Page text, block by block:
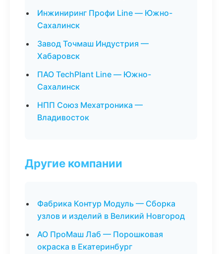
Инжиниринг Профи Line — Южно-
Сахалинск
Завод Точмаш Индустрия —
Хабаровск
ПАО TechPlant Line — Южно-
Сахалинск
НПП Союз Мехатроника —
Владивосток
Другие компании
Фабрика Контур Модуль — Сборка
узлов и изделий в Великий Новгород
АО ПроМаш Лаб — Порошковая
окраска в Екатеринбург